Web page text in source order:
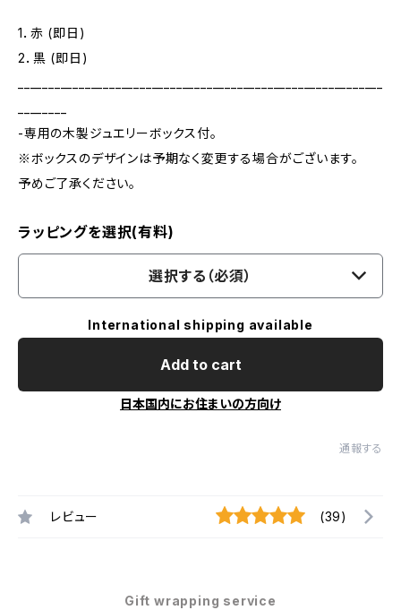
1．赤 (即日)
2．黒 (即日)
-専用の木製ジュエリーボックス付。
※ボックスのデザインは予期なく変更する場合がございます。
予めご了承ください。
ラッピングを選択(有料)
選択する（必須）
International shipping available
Add to cart
日本国内にお住まいの方向け
通報する
レビュー (39)
Gift wrapping service